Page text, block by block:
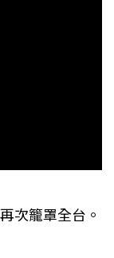
次籠罩全台。